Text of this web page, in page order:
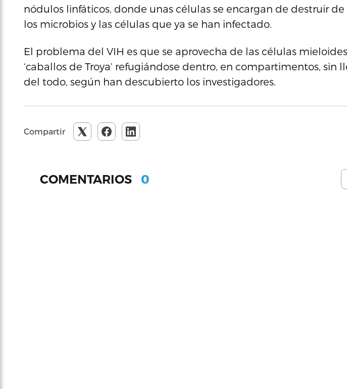
nódulos linfáticos, donde unas células se encargan de destruir
los microbios y las células que ya se han infectado.
El problema del VIH es que se aprovecha de las células
‘caballos de Troya’ refugiándose dentro, en compartimentos, sin
del todo, según han descubierto los investigadores.
Compartir
COMENTARIOS 0